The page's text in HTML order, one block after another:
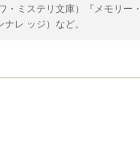
・ミステリ文庫）『メモリー
レ ッジ）など。